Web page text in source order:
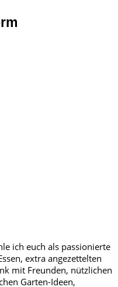
ich euch als passionierte
extra angezettelten
mit Freunden, nützlichen
Garten-Ideen,